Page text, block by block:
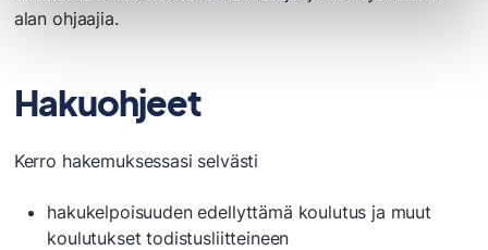
alan ohjaajia.
Hakuohjeet
Kerro hakemuksessasi selvästi
hakukelpoisuuden edellyttämä koulutus ja muut
koulutukset todistusliitteineen